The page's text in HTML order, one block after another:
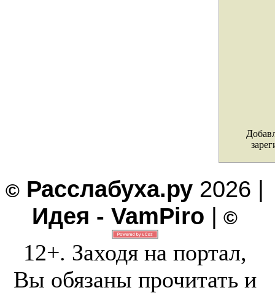
© Расслабуха.ру 2026 |
Идея - VamPiro | ©
12+. Заходя на портал,
Вы обязаны прочитать и